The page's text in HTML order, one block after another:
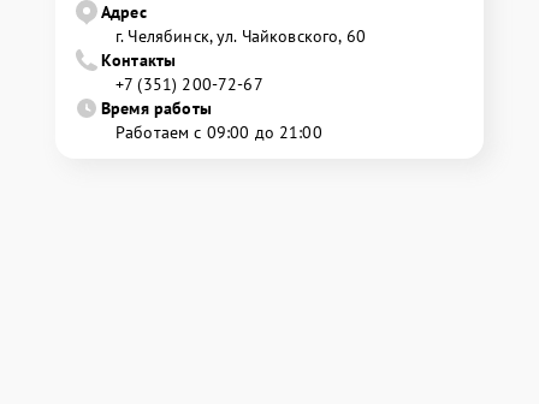
Адрес
г. Челябинск, ул. Чайковского, 60
Контакты
+7 (351) 200-72-67
Время работы
Работаем с 09:00 до 21:00